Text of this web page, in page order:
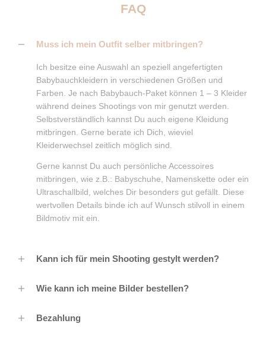
FAQ
Muss ich mein Outfit selber mitbringen?
Ich besitze eine Auswahl an speziell angefertigten
Babybauchkleidern in verschiedenen Größen und
Farben. Je nach Babybauch-Paket können 1 – 3 Kleider
während deines Shootings von mir genutzt werden.
Selbstverständlich kannst Du auch eigene Kleidung
mitbringen. Gerne berate ich Dich, wieviel
Kleiderwechsel zeitlich möglich sind.
Gerne kannst Du auch persönliche Accessoires
mitbringen, wie z.B.: Babyschuhe, Namenskette oder ein
Ultraschallbild, welches Dir besonders gut gefällt. Diese
wertvollen Details binde ich auf Wunsch stilvoll in einem
Bildmotiv mit ein.
Kann ich für mein Shooting gestylt werden?
Wie kann ich meine Bilder bestellen?
Bezahlung